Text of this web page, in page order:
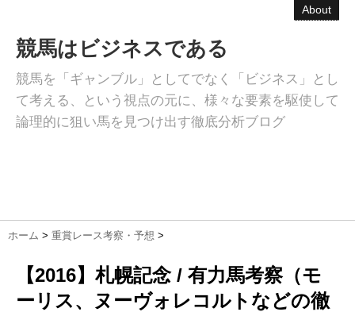
About
競馬はビジネスである
競馬を「ギャンブル」としてでなく「ビジネス」とし
て考える、という視点の元に、様々な要素を駆使して
論理的に狙い馬を見つけ出す徹底分析ブログ
ホーム > 重賞レース考察・予想 >
【2016】札幌記念 / 有力馬考察（モ
ーリス、ヌーヴォレコルトなどの徹